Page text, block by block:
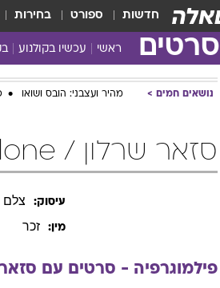
חדשות ספורט בחירות
סרטים ראשי עכשיו בקולנוע
נושאים חמים מהיר ועצבני: הובס ושואו
סזאר שרלון / Cesar Charlone
עיסוק: צלם
מין: זכר
פילמוגרפיה - סרטים עם